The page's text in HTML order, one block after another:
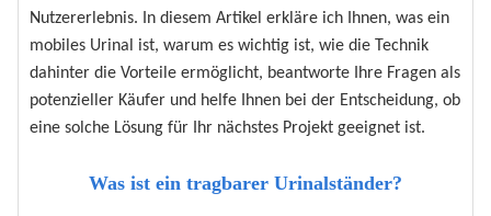
Nutzererlebnis. In diesem Artikel erkläre ich Ihnen, was ein
mobiles Urinal ist, warum es wichtig ist, wie die Technik
dahinter die Vorteile ermöglicht, beantworte Ihre Fragen als
potenzieller Käufer und helfe Ihnen bei der Entscheidung, ob
eine solche Lösung für Ihr nächstes Projekt geeignet ist.
Was ist ein tragbarer Urinalständer?